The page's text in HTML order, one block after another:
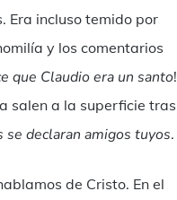
Era incluso temido por
y los comentarios
que Claudio era un santo!
salen a la superficie tras
se declaran amigos tuyos.
de Cristo. En el